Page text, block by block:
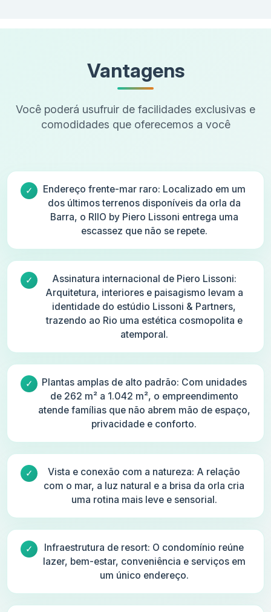
Vantagens
Você poderá usufruir de facilidades exclusivas e
comodidades que oferecemos a você
Endereço frente-mar raro: Localizado em um
dos últimos terrenos disponíveis da orla da
Barra, o RIIO by Piero Lissoni entrega uma
escassez que não se repete.
Assinatura internacional de Piero Lissoni:
Arquitetura, interiores e paisagismo levam a
identidade do estúdio Lissoni & Partners,
trazendo ao Rio uma estética cosmopolita e
atemporal.
Plantas amplas de alto padrão: Com unidades
de 262 m² a 1.042 m², o empreendimento
atende famílias que não abrem mão de espaço,
privacidade e conforto.
Vista e conexão com a natureza: A relação
com o mar, a luz natural e a brisa da orla cria
uma rotina mais leve e sensorial.
Infraestrutura de resort: O condomínio reúne
lazer, bem-estar, conveniência e serviços em
um único endereço.